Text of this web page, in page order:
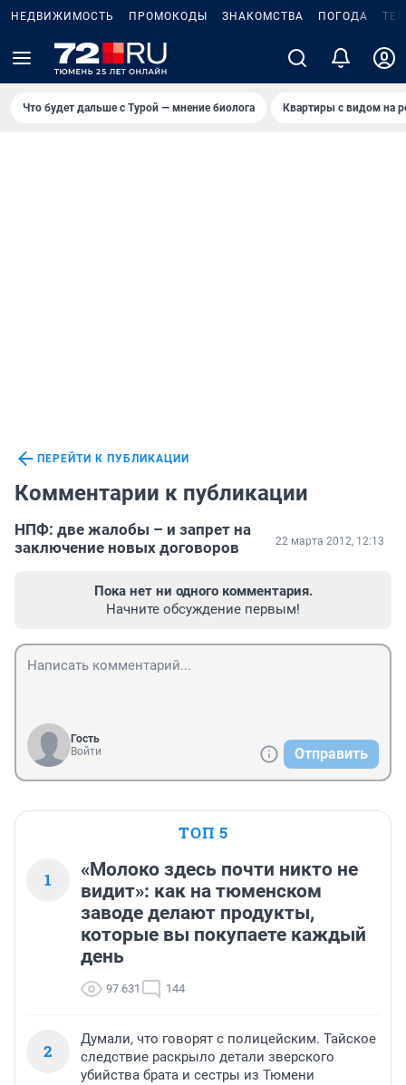
НЕДВИЖИМОСТЬ ПРОМОКОДЫ ЗНАКОМСТВА ПОГОДА
Что будет дальше с Турой — мнение биолога Квартиры с видом на
ПЕРЕЙТИ К ПУБЛИКАЦИИ
Комментарии к публикации
НПФ: две жалобы – и запрет на
заключение новых договоров
22 марта 2012, 12:13
Пока нет ни одного комментария.
Начните обсуждение первым!
Гость
Войти
Отправить
ТОП 5
1
«Молоко здесь почти никто не
видит»: как на тюменском
заводе делают продукты,
которые вы покупаете каждый
день
97 631 144
2
Думали, что говорят с полицейским. Тайское
следствие раскрыло детали зверского
убийства брата и сестры из Тюмени